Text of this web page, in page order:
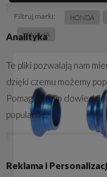
Filtruj marki: HONDA
YAMAHA
Analityka
Te pliki pozwalają nam
dzięki czemu możemy
Pomagają nam
popularne.
Reklama i